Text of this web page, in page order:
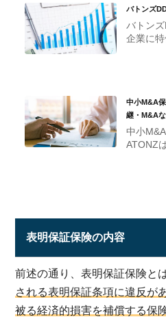
から、企
する目
バトンズ
バトン
企業に
中小M&A
継・M&A
中小
ATONZ
表明保証保険の内容
前述の通り、表明保証保険と
される表明保証条項に違反が
被る経済的損害を補償する保